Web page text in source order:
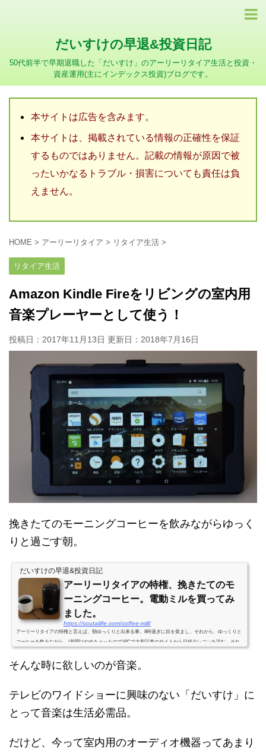
だいすけの早退&投資日記
50代前半で早期退職した「だいすけ」のアーリーリタイア生活と投資・
資産運用(主にインデックス投資)ブログです。
本サイトは広告を含みます。
本サイトは、掲載されている情報の正確性を保証
するものではありません。記載の情報が原因で被
ったいかなるトラブル・損害についても責任は負
えません。
HOME > アーリーリタイア > リタイア生活 >
リタイア生活
Amazon Kindle Fireをリビングの室内用
音楽プレーヤーとして使う！
投稿日：2017年11月13日 更新日： 2018年7月16日
挽きたてのモーニングコーヒーを飲みながらゆっく
りと過ごす朝。
だいすけの早退&投資日記
アーリーリタイアの特権、挽きたてのモ
ーニングコーヒー。電動ミルを買ってみ
ました。
https://soutailife.com/coffee-mill/
アーリーリタイアの特権と言えば、朝ゆっくりと出来る事。8時過ぎに目を覚まし、それから、ゆっくりと
コーヒーを飲みながら、(新聞はやめちゃったので)PCで大和証券のサイトから日経テレコンを読む、それ
無くってしまいます。折角、時間がある事だし、ここはコーヒーミルでも買って挽きたてのコーヒーを楽
しむか、と思い立って数日前にアマゾンで購入。買ったのは、Kalita 電動コーヒーミル CM-50というや
そんな時に欲しいのが音楽。
テレビのワイドショーに興味のない「だいすけ」に
とって音楽は生活必需品。
だけど、今って室内用のオーディオ機器ってあまり